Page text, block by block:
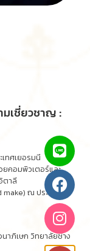
มเชี่ยวชาญ :
ทศเยอรมนี
คอมพิวเตอร์และ
ตาลี
ณ ประเทศ
าภิเษก วิทยาลัยช่าง